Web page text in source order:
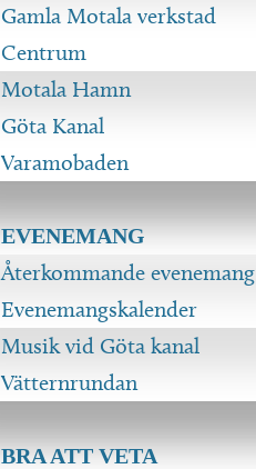
Gamla Motala verkstad
Centrum
Motala Hamn
Göta Kanal
Varamobaden
EVENEMANG
Återkommande evenemang
Evenemangskalender
Musik vid Göta kanal
Vätternrundan
BRA ATT VETA